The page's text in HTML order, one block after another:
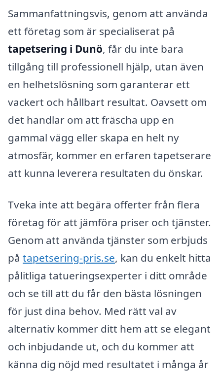
Sammanfattningsvis, genom att använda
ett företag som är specialiserat på
tapetsering i Dunö, får du inte bara
tillgång till professionell hjälp, utan även
en helhetslösning som garanterar ett
vackert och hållbart resultat. Oavsett om
det handlar om att fräscha upp en
gammal vägg eller skapa en helt ny
atmosfär, kommer en erfaren tapetserare
att kunna leverera resultaten du önskar.
Tveka inte att begära offerter från flera
företag för att jämföra priser och tjänster.
Genom att använda tjänster som erbjuds
på tapetsering-pris.se, kan du enkelt hitta
pålitliga tatueringsexperter i ditt område
och se till att du får den bästa lösningen
för just dina behov. Med rätt val av
alternativ kommer ditt hem att se elegant
och inbjudande ut, och du kommer att
känna dig nöjd med resultatet i många år